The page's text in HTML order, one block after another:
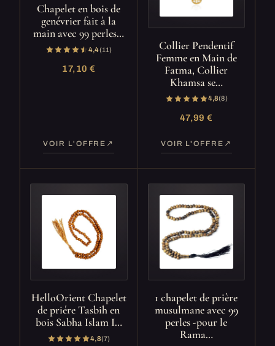
Chapelet en bois de
genévrier fait à la
main avec 99 perles…
4,4(11)
17,10 €
VOIR L'OFFRE
Collier Pendentif
Femme en Main de
Fatma, Collier
Khamsa se…
4,8(8)
47,99 €
VOIR L'OFFRE
HelloOrient Chapelet
de priére Tasbih en
bois Sabha Islam I…
4,8(7)
1 chapelet de prière
musulmane avec 99
perles -pour le
Rama…